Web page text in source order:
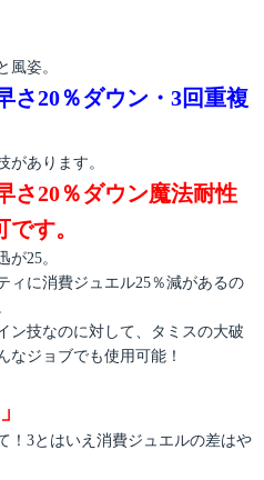
風姿。
さ20％ダウン・3回重複
があります。
さ20％ダウン魔法耐性
す。
25。
ィに消費ジュエル25％減があるの
ン技なのに対して、タミスの大破
なジョブでも使用可能！
！3とはいえ消費ジュエルの差はや